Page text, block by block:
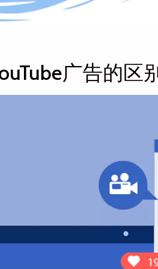
广告的区